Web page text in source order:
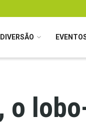
DIVERSÃO
o